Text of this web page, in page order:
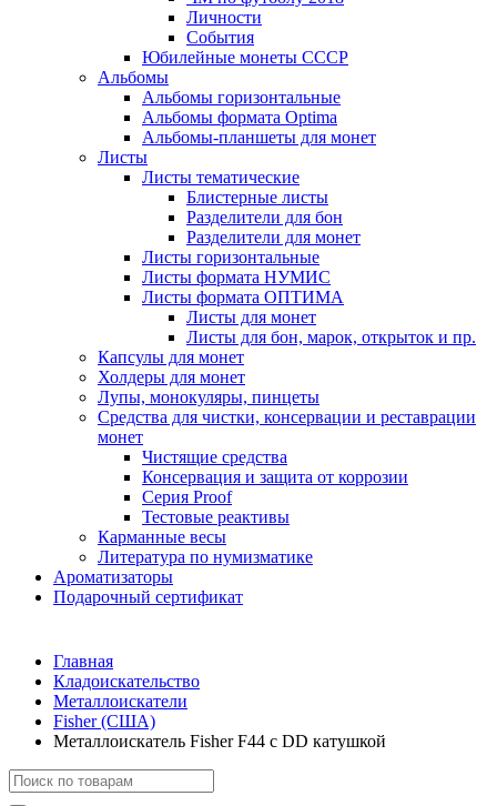
Личности
События
Юбилейные монеты СССР
Альбомы
Альбомы горизонтальные
Альбомы формата Optima
Альбомы-планшеты для монет
Листы
Листы тематические
Блистерные листы
Разделители для бон
Разделители для монет
Листы горизонтальные
Листы формата НУМИС
Листы формата ОПТИМА
Листы для монет
Листы для бон, марок, открыток и пр.
Капсулы для монет
Холдеры для монет
Лупы, монокуляры, пинцеты
Средства для чистки, консервации и реставрации
монет
Чистящие средства
Консервация и защита от коррозии
Серия Proof
Тестовые реактивы
Карманные весы
Литература по нумизматике
Ароматизаторы
Подарочный сертификат
Главная
Кладоискательство
Металлоискатели
Fisher (США)
Металлоискатель Fisher F44 с DD катушкой